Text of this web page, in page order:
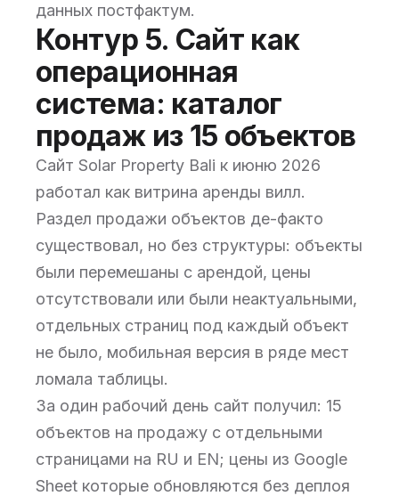
данных постфактум.
Контур 5. Сайт как
операционная
система: каталог
продаж из 15 объектов
Сайт Solar Property Bali к июню 2026
работал как витрина аренды вилл.
Раздел продажи объектов де-факто
существовал, но без структуры: объекты
были перемешаны с арендой, цены
отсутствовали или были неактуальными,
отдельных страниц под каждый объект
не было, мобильная версия в ряде мест
ломала таблицы.
За один рабочий день сайт получил: 15
объектов на продажу с отдельными
страницами на RU и EN; цены из Google
Sheet которые обновляются без деплоя